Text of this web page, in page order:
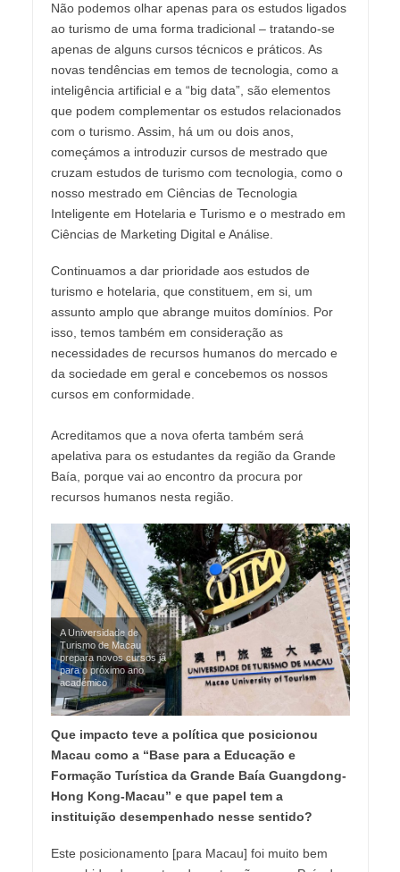
Não podemos olhar apenas para os estudos ligados
ao turismo de uma forma tradicional – tratando-se
apenas de alguns cursos técnicos e práticos. As
novas tendências em temos de tecnologia, como a
inteligência artificial e a “big data”, são elementos
que podem complementar os estudos relacionados
com o turismo. Assim, há um ou dois anos,
começámos a introduzir cursos de mestrado que
cruzam estudos de turismo com tecnologia, como o
nosso mestrado em Ciências de Tecnologia
Inteligente em Hotelaria e Turismo e o mestrado em
Ciências de Marketing Digital e Análise.
Continuamos a dar prioridade aos estudos de
turismo e hotelaria, que constituem, em si, um
assunto amplo que abrange muitos domínios. Por
isso, temos também em consideração as
necessidades de recursos humanos do mercado e
da sociedade em geral e concebemos os nossos
cursos em conformidade.
Acreditamos que a nova oferta também será
apelativa para os estudantes da região da Grande
Baía, porque vai ao encontro da procura por
recursos humanos nesta região.
A Universidade de
Turismo de Macau
prepara novos cursos já
para o próximo ano
académico
Que impacto teve a política que posicionou
Macau como a “Base para a Educação e
Formação Turística da Grande Baía Guangdong-
Hong Kong-Macau” e que papel tem a
instituição desempenhado nesse sentido?
Este posicionamento [para Macau] foi muito bem